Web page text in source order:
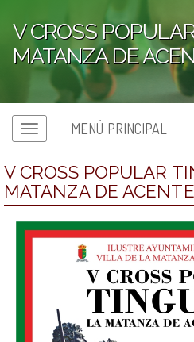
V CROSS
MATANZA DE
MENÚ PRINCIPAL
V CROSS POPULAR
MATANZA DE